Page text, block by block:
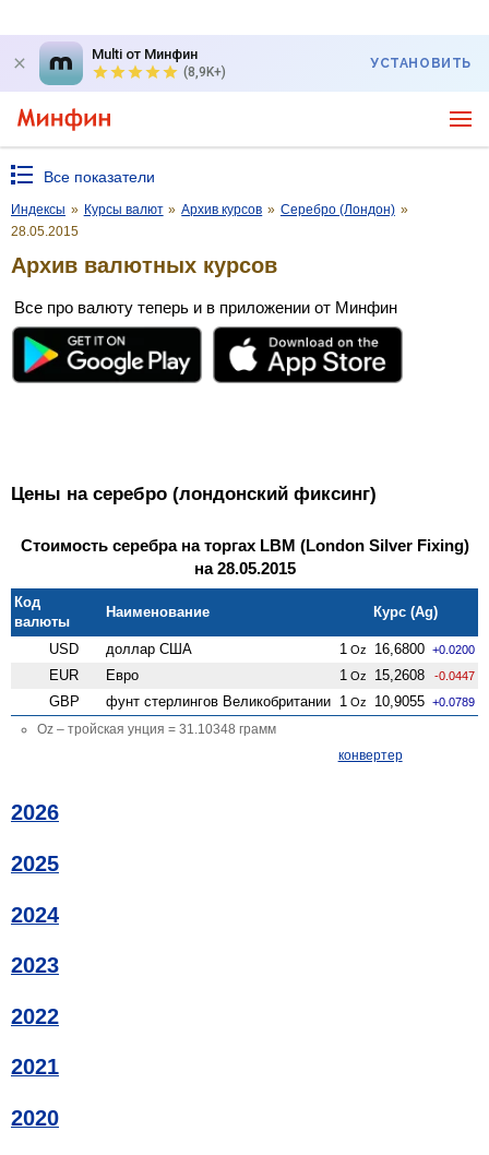
Multi от Минфин
(8,9K+)
УСТАНОВИТЬ
Все показатели
Индексы » Курсы валют » Архив курсов » Серебро (Лондон) »
28.05.2015
Архив валютных курсов
Все про валюту теперь и в приложении от Минфин
Цены на серебро (лондонский фиксинг)
Стоимость серебра на торгах LBM (London Silver Fixing)
на 28.05.2015
Код
валюты
Наименование Курс (Ag)
USD доллар США 1 Oz 16,6800 +0.0200
EUR Евро 1 Oz 15,2608 -0.0447
GBP фунт стерлингов Велико­британии 1 Oz 10,9055 +0.0789
Oz – тройская унция = 31.10348 грамм
конвертер
2026
2025
2024
2023
2022
2021
2020